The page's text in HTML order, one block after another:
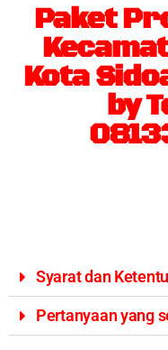
Paket
Kota
by
Syarat dan
Pertanyaan yang